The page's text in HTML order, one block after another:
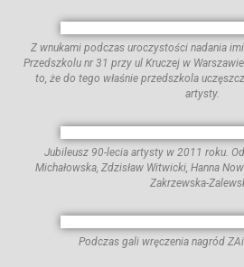
Z wnukami podczas uroczystości nadania
Przedszkolu nr 31 przy ul Kruczej w
to, że do tego właśnie przedszkola
artysty.
Jubileusz 90-lecia artysty w 2011 roku.
Michałowska, Zdzisław Witwicki, Hanna
Zakrzewska-
Podczas gali wręczenia nagród